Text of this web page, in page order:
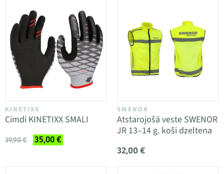
KINETIXX
Cimdi KINETIXX SMALI
39,90 € 35,00 €
SWENOR
Atstarojošā veste SWENOR
JR 13–14 g. koši dzeltena
32,00 €